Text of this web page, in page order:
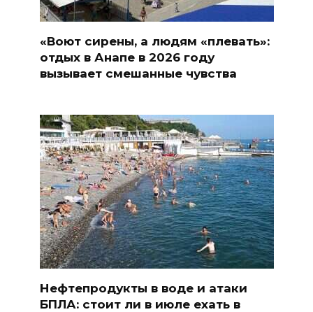
«Воют сирены, а людям «плевать»:
отдых в Анапе в 2026 году
вызывает смешанные чувства
Нефтепродукты в воде и атаки
БПЛА: стоит ли в июле ехать в